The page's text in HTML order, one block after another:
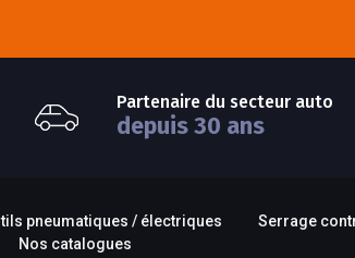
Partenaire du secteur auto
depuis 30 ans
pneumatiques / électriques Serrage
Nos catalogues